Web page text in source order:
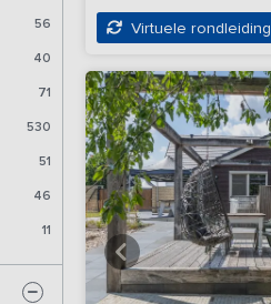
56
40
71
530
51
46
11
Virtuele rondleiding